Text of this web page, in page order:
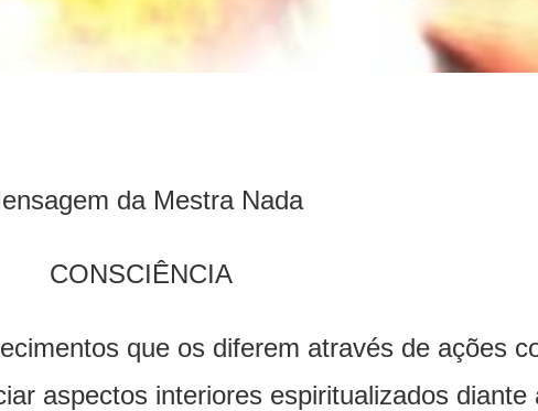
da Mestra Nada
CONSCIÊNCIA
que os diferem através de ações
aspectos interiores espiritualizados diante